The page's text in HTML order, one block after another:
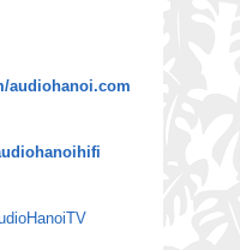
audiohanoi.com